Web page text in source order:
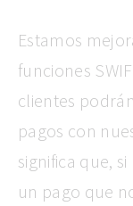
Estamos
funciones
clientes
pagos con
significa que,
un pago que